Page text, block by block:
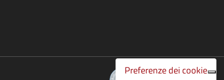
Preferenze dei cookie